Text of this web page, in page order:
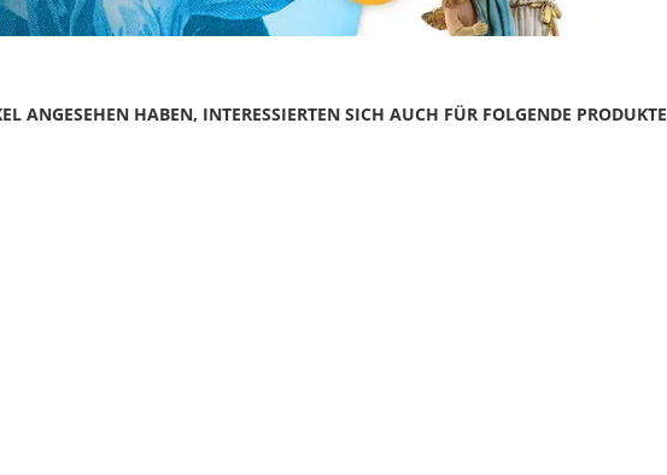
ANGESEHEN HABEN, INTERESSIERTEN SICH AUCH FÜR FOLGENDE PRODUKTE